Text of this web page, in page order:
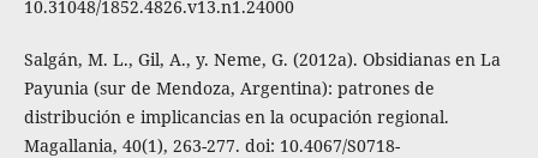
10.31048/1852.4826.v13.n1.24000
Salgán, M. L., Gil, A., y. Neme, G. (2012a). Obsidianas en La
Payunia (sur de Mendoza, Argentina): patrones de
distribución e implicancias en la ocupación regional.
Magallania, 40(1), 263-277. doi: 10.4067/S0718-